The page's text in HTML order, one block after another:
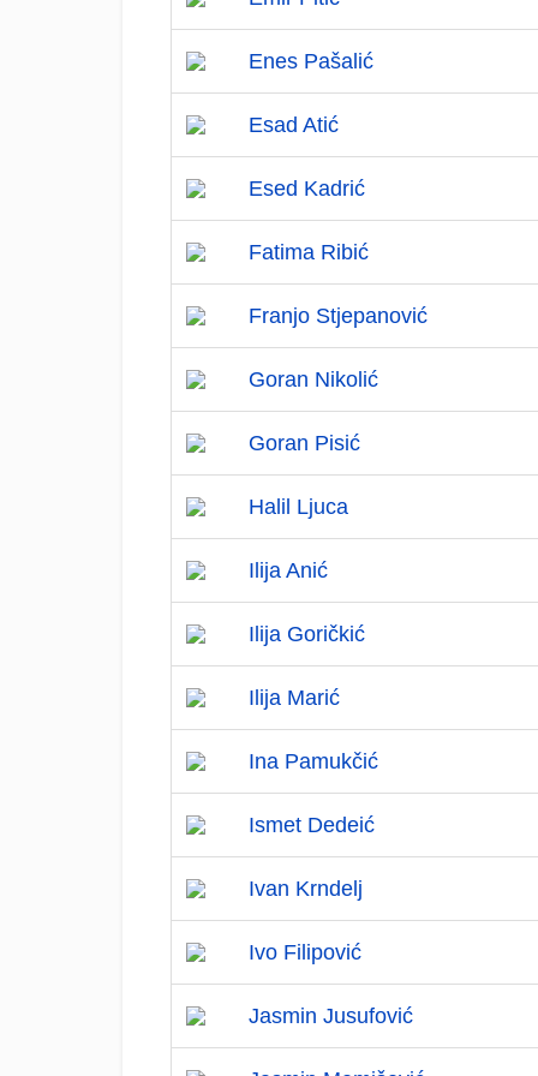
Enes Pašalić
Esad Atić
Esed Kadrić
Fatima Ribić
Franjo Stjepanović
Goran Nikolić
Goran Pisić
Halil Ljuca
Ilija Anić
Ilija Goričkić
Ilija Marić
Ina Pamukčić
Ismet Dedeić
Ivan Krndelj
Ivo Filipović
Jasmin Jusufović